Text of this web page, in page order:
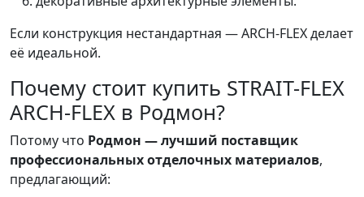
Если конструкция нестандартная — ARCH-FLEX делает
её идеальной.
Почему стоит купить STRAIT-FLEX
ARCH-FLEX в Родмон?
Потому что Родмон — лучший поставщик
профессиональных отделочных материалов,
предлагающий: